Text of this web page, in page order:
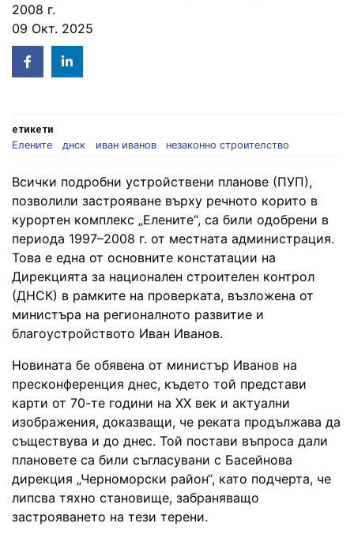
2008 г.
09 Окт. 2025
Facebook
in
етикети
Елените
днск иван иванов незаконно строителство
Всички подробни устройствени планове (ПУП),
позволили застрояване върху речното корито в
курортен комплекс „Елените“, са били одобрени в
периода 1997–2008 г. от местната администрация.
Това е една от основните констатации на
Дирекцията за национален строителен контрол
(ДНСК) в рамките на проверката, възложена от
министъра на регионалното развитие и
благоустройството Иван Иванов.
Новината бе обявена от министър Иванов на
пресконференция днес, където той представи
карти от 70-те години на XX век и актуални
изображения, доказващи, че реката продължава да
съществува и до днес. Той постави въпроса дали
плановете са били съгласувани с Басейнова
дирекция „Черноморски район“, като подчерта, че
липсва тяхно становище, забраняващо
застрояването на тези терени.